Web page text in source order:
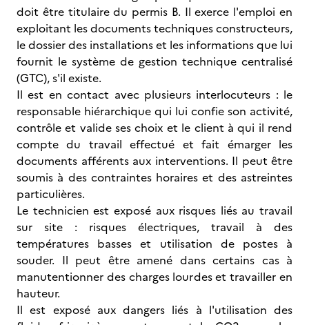
doit être titulaire du permis B. Il exerce l'emploi en
exploitant les documents techniques constructeurs,
le dossier des installations et les informations que lui
fournit le système de gestion technique centralisé
(GTC), s'il existe.
Il est en contact avec plusieurs interlocuteurs : le
responsable hiérarchique qui lui confie son activité,
contrôle et valide ses choix et le client à qui il rend
compte du travail effectué et fait émarger les
documents afférents aux interventions. Il peut être
soumis à des contraintes horaires et des astreintes
particulières.
Le technicien est exposé aux risques liés au travail
sur site : risques électriques, travail à des
températures basses et utilisation de postes à
souder. Il peut être amené dans certains cas à
manutentionner des charges lourdes et travailler en
hauteur.
Il est exposé aux dangers liés à l'utilisation des